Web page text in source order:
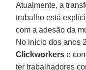
Atualmente, a
trabalho está
com a adesão da
No início dos anos
Clickworkers e
ter trabalhadores